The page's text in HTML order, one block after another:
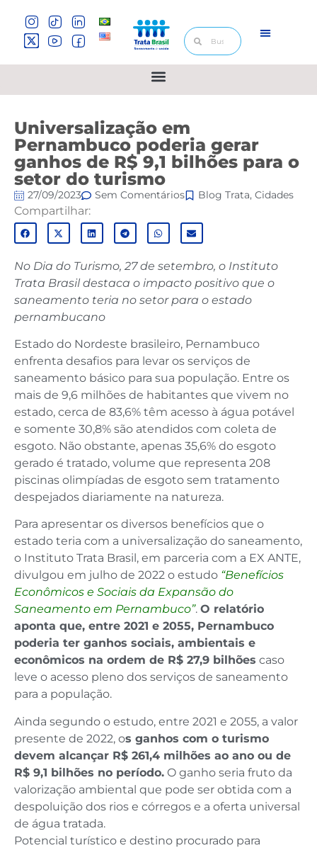
Universalização em
Pernambuco poderia gerar
ganhos de R$ 9,1 bilhões para o
setor do turismo
27/09/2023 Sem Comentários Blog Trata, Cidades
Compartilhar:
No Dia do Turismo, 27 de setembro, o Instituto
Trata Brasil destaca o impacto positivo que o
saneamento teria no setor para o estado
pernambucano
Estado do Nordeste brasileiro, Pernambuco
enfrenta desafios para levar os serviços de
saneamento básico para sua população. Entre os
mais de 9,6 milhões de habitantes que vivem no
estado, cerca de 83,6% têm acesso à água potável
e somente 30,8% são atendidos com coleta de
esgoto. Não obstante, apenas 35,6% do esgoto
gerado é tratado, volume que representa 208
piscinas olimpíadas de esgoto sem tratamento
despejados diariamente na natureza.
Para apresentar os diversos benefícios que o
estado teria com a universalização do saneamento,
o Instituto Trata Brasil, em parceria com a EX ANTE,
divulgou em julho de 2022 o estudo “Benefícios
Econômicos e Sociais da Expansão do
Saneamento em Pernambuco”. O relatório
aponta que, entre 2021 e 2055, Pernambuco
poderia ter ganhos sociais, ambientais e
econômicos na ordem de R$ 27,9 bilhões caso
leve o acesso pleno dos serviços de saneamento
para a população.
Ainda segundo o estudo, entre 2021 e 2055, a valor
presente de 2022, os ganhos com o turismo
devem alcançar R$ 261,4 milhões ao ano ou de
R$ 9,1 bilhões no período. O ganho seria fruto da
valorização ambiental que pode ser obtida com a
despoluição dos rios e córregos e a oferta universal
de água tratada.
Potencial turístico e destino procurado para